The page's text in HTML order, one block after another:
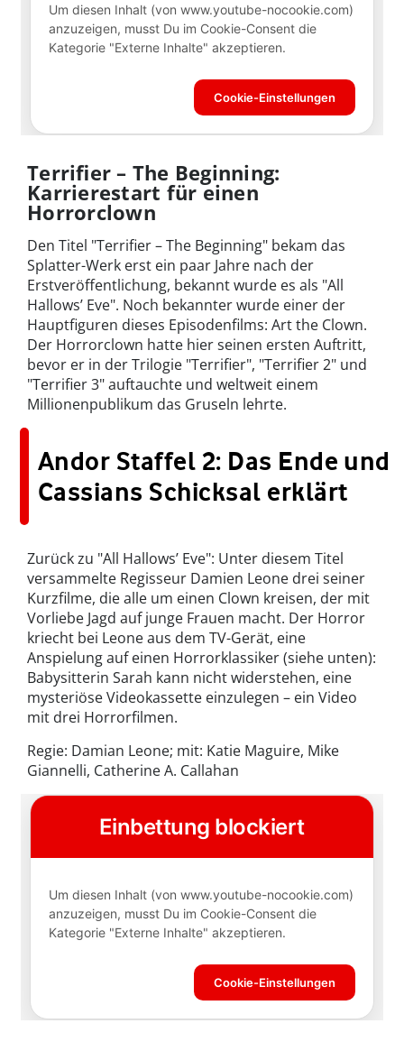
Terrifier – The Beginning:
Karrierestart für einen
Horrorclown
Den Titel "Terrifier – The Beginning" bekam das
Splatter-Werk erst ein paar Jahre nach der
Erstveröffentlichung, bekannt wurde es als "All
Hallows’ Eve". Noch bekannter wurde einer der
Hauptfiguren dieses Episodenfilms: Art the Clown.
Der Horrorclown hatte hier seinen ersten Auftritt,
bevor er in der Trilogie "Terrifier", "Terrifier 2" und
"Terrifier 3" auftauchte und weltweit einem
Millionenpublikum das Gruseln lehrte.
Andor Staffel 2: Das Ende und
Cassians Schicksal erklärt
Zurück zu "All Hallows’ Eve": Unter diesem Titel
versammelte Regisseur Damien Leone drei seiner
Kurzfilme, die alle um einen Clown kreisen, der mit
Vorliebe Jagd auf junge Frauen macht. Der Horror
kriecht bei Leone aus dem TV-Gerät, eine
Anspielung auf einen Horrorklassiker (siehe unten):
Babysitterin Sarah kann nicht widerstehen, eine
mysteriöse Videokassette einzulegen – ein Video
mit drei Horrorfilmen.
Regie: Damian Leone; mit: Katie Maguire, Mike
Giannelli, Catherine A. Callahan